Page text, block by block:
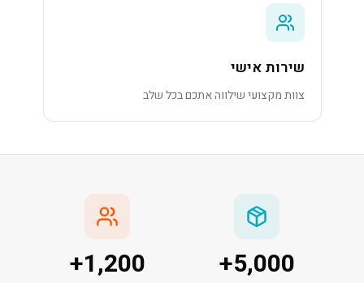
שירות אישי
צוות מקצועי שילווה אתכם בכל שלב
5,000
+
1,200
+